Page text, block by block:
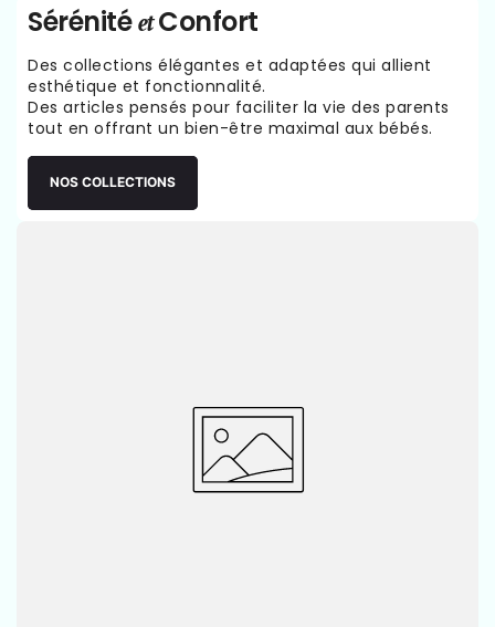
SérénitéetConfort
Des collections élégantes et adaptées qui allient
esthétique et fonctionnalité.
Des articles pensés pour faciliter la vie des parents
tout en offrant un bien-être maximal aux bébés.
NOS COLLECTIONS